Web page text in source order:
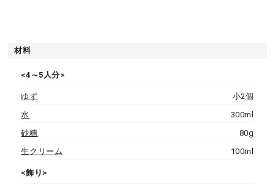
材料
<4～5人分>
ゆず
小2個
水
300ml
砂糖
80g
生クリーム
100ml
<飾り>